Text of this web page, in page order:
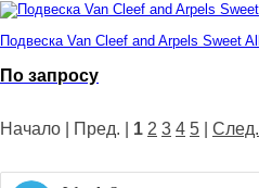
Подвеска Van Cleef and Arpels Sweet
По запросу
Начало | Пред. | 1 2 3 4 5 След.